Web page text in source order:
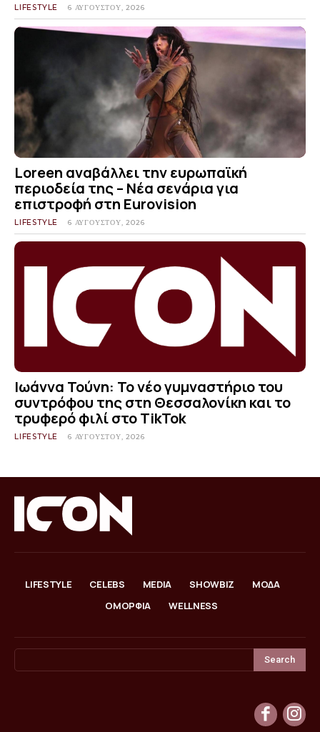
LIFESTYLE 6 ΑΥΓΟΎΣΤΟΥ, 2026
Loreen αναβάλλει την ευρωπαϊκή
περιοδεία της – Νέα σενάρια για
επιστροφή στη Eurovision
LIFESTYLE 6 ΑΥΓΟΎΣΤΟΥ, 2026
Ιωάννα Τούνη: Το νέο γυμναστήριο του
συντρόφου της στη Θεσσαλονίκη και το
τρυφερό φιλί στο TikTok
LIFESTYLE 6 ΑΥΓΟΎΣΤΟΥ, 2026
LIFESTYLE CELEBS MEDIA SHOWBIZ
ΜΟΔΑ
ΟΜΟΡΦΙΑ
WELLNESS
Search